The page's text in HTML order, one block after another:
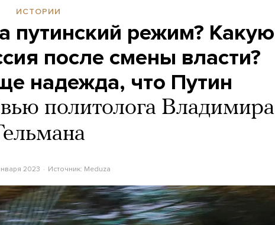
ИСТОРИИ
путинский режим? Какую
после смены власти?
надежда, что Путин
политолога Владимира
2023 Источник: Meduza